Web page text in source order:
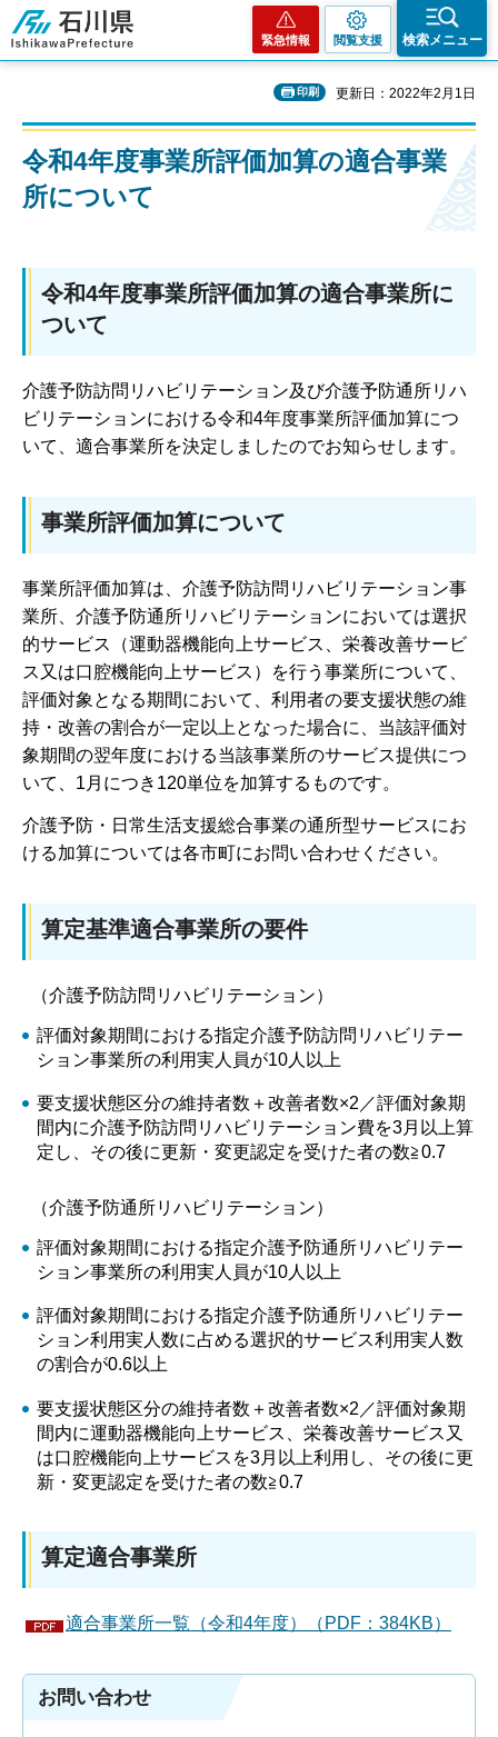
石川県
緊急情報 閲覧支援 検索メニュー
印刷 更新日：2022年2月1日
令和4年度事業所評価加算の適合事業
所について
令和4年度事業所評価加算の適合事業所に
ついて
介護予防訪問リハビリテーション及び介護予防通所リハ
ビリテーションにおける令和4年度事業所評価加算につ
いて、適合事業所を決定しましたのでお知らせします。
事業所評価加算について
事業所評価加算は、介護予防訪問リハビリテーション事
業所、介護予防通所リハビリテーションにおいては選択
的サービス（運動器機能向上サービス、栄養改善サービ
ス又は口腔機能向上サービス）を行う事業所について、
評価対象となる期間において、利用者の要支援状態の維
持・改善の割合が一定以上となった場合に、当該評価対
象期間の翌年度における当該事業所のサービス提供につ
いて、1月につき120単位を加算するものです。
介護予防・日常生活支援総合事業の通所型サービスにお
ける加算については各市町にお問い合わせください。
算定基準適合事業所の要件
（介護予防訪問リハビリテーション）
評価対象期間における指定介護予防訪問リハビリテー
ション事業所の利用実人員が10人以上
要支援状態区分の維持者数＋改善者数×2／評価対象期
間内に介護予防訪問リハビリテーション費を3月以上算
定し、その後に更新・変更認定を受けた者の数≧0.7
（介護予防通所リハビリテーション）
評価対象期間における指定介護予防通所リハビリテー
ション事業所の利用実人員が10人以上
評価対象期間における指定介護予防通所リハビリテー
ション利用実人数に占める選択的サービス利用実人数
の割合が0.6以上
要支援状態区分の維持者数＋改善者数×2／評価対象期
間内に運動器機能向上サービス、栄養改善サービス又
は口腔機能向上サービスを3月以上利用し、その後に更
新・変更認定を受けた者の数≧0.7
算定適合事業所
適合事業所一覧（令和4年度）（PDF：384KB）
お問い合わせ